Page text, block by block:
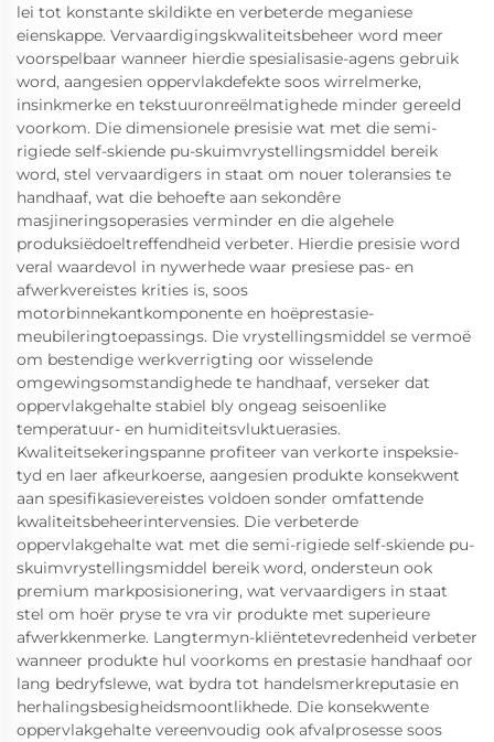
lei tot konstante skildikte en verbeterde meganiese
eienskappe. Vervaardigingskwaliteitsbeheer word meer
voorspelbaar wanneer hierdie spesialisasie-agens gebruik
word, aangesien oppervlakdefekte soos wirrelmerke,
insinkmerke en tekstuuronreëlmatighede minder gereeld
voorkom. Die dimensionele presisie wat met die semi-
rigiede self-skiende pu-skuimvrystellingsmiddel bereik
word, stel vervaardigers in staat om nouer toleransies te
handhaaf, wat die behoefte aan sekondêre
masjineringsoperasies verminder en die algehele
produksiëdoeltreffendheid verbeter. Hierdie presisie word
veral waardevol in nywerhede waar presiese pas- en
afwerkvereistes krities is, soos
motorbinnekantkomponente en hoëprestasie-
meubileringtoepassings. Die vrystellingsmiddel se vermoë
om bestendige werkverrigting oor wisselende
omgewingsomstandighede te handhaaf, verseker dat
oppervlakgehalte stabiel bly ongeag seisoenlike
temperatuur- en humiditeitsvluktuerasies.
Kwaliteitsekeringspanne profiteer van verkorte inspeksie-
tyd en laer afkeurkoerse, aangesien produkte konsekwent
aan spesifikasievereistes voldoen sonder omfattende
kwaliteitsbeheerintervensies. Die verbeterde
oppervlakgehalte wat met die semi-rigiede self-skiende pu-
skuimvrystellingsmiddel bereik word, ondersteun ook
premium markposisionering, wat vervaardigers in staat
stel om hoër pryse te vra vir produkte met superieure
afwerkkenmerke. Langtermyn-kliëntetevredenheid verbeter
wanneer produkte hul voorkoms en prestasie handhaaf oor
lang bedryfslewe, wat bydra tot handelsmerkreputasie en
herhalingsbesigheidsmoontlikhede. Die konsekwente
oppervlakgehalte vereenvoudig ook afvalprosesse soos